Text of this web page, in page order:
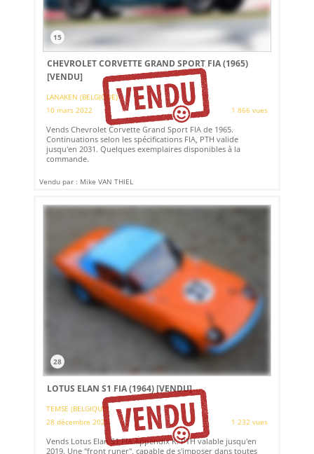
15
CHEVROLET CORVETTE GRAND SPORT FIA (1965)
[VENDU]
LANAKEN (BELGIQUE)
10 mars 2022
1 866 vues
Vends Chevrolet Corvette Grand Sport FIA de 1965.
Continuations selon les spécifications FIA, PTH valide
jusqu'en 2031. Quelques exemplaires disponibles à la
commande.
Vendu par : Mike VAN THIEL
28
LOTUS ELAN S1 FIA (1964)[VENDU]
TEMSE (BELGIQUE)
28 décembre 2021
1 232 vues
Vends Lotus Elan S1 FIA Appendix K. PTH valable jusqu'en
2019. Une "front runer", capable de s'imposer dans toutes